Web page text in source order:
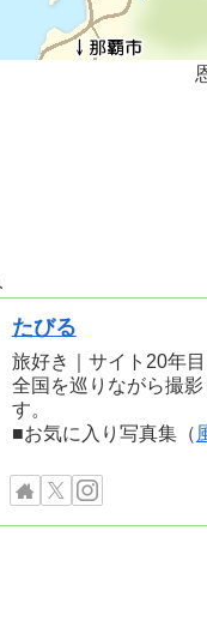
たびる
旅好き｜サイト20年
全国を巡りながら撮
す。
■お気に入り写真集（